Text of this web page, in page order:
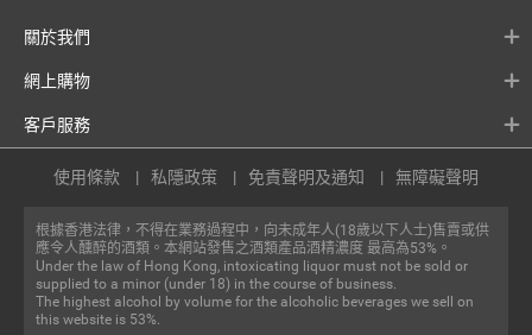
關於我們
網上購物
客戶服務
根據香港法律，不得在業務過程中，向未成年人(18歲以下人士)售賣或供
應令人醺醉的酒類。本網站發售之酒類產品酒精濃度 最高為53%。
Under the law of Hong Kong, intoxicating liquor must not be sold or
supplied to a minor (under 18) in the course of business.
The highest alcohol by volume for the alcoholic beverages we sell on
this website is 53%.
使用條款 私隱政策 免責聲明及通知 無障礙聲明